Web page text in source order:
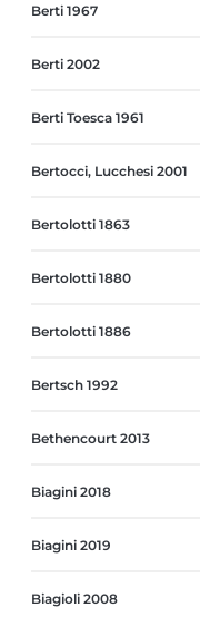
Berti 1967
Berti 2002
Berti Toesca 1961
Bertocci, Lucchesi 2001
Bertolotti 1863
Bertolotti 1880
Bertolotti 1886
Bertsch 1992
Bethencourt 2013
Biagini 2018
Biagini 2019
Biagioli 2008